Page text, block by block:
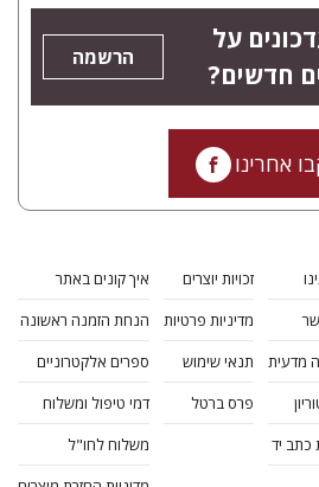
על
חדשים?
הרשמה
אחרינו
מדעית
כתב יד
זכויות יוצרים
מדיניות פרטיות
תנאי שימוש
פרס ברטל
איך קונים באתר
הנחת הזמנה ראשונה
ספרים אלקטרוניים
דמי טיפול ומשלוח
משלוח לחו"ל